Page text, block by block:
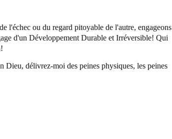
l'échec ou du regard pitoyable de l'autre, engageons
d'un Développement Durable et Irréversible! Qui
délivrez-moi des peines physiques, les peines